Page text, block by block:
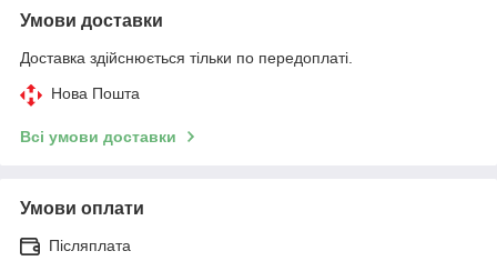
Умови доставки
Доставка здійснюється тільки по передоплаті.
Нова Пошта
Всі умови доставки
Умови оплати
Післяплата